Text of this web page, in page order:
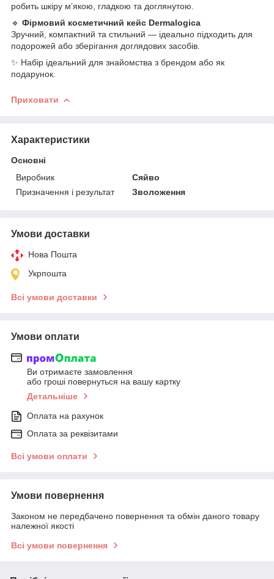
робить шкіру м’якою, гладкою та доглянутою.
🔹 Фірмовий косметичний кейс Dermalogica
Зручний, компактний та стильний — ідеально підходить для
подорожей або зберігання доглядових засобів.
✨ Набір ідеальний для знайомства з брендом або як
подарунок.
Приховати
Характеристики
Основні
Виробник
Сяйво
Призначення і результат
Зволоження
Умови доставки
Нова Пошта
Укрпошта
Всі умови доставки
Умови оплати
Ви отримаєте замовлення
або гроші повернуться на вашу картку
Детальніше
Оплата на рахунок
Оплата за реквізитами
Всі умови оплати
Умови повернення
Законом не передбачено повернення та обмін даного товару
належної якості
Всі умови повернення